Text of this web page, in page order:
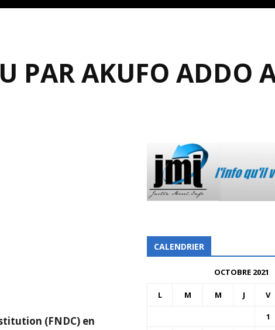
PAR AKUFO ADDO
(FNDC) en
CALENDRIER
OCTOBRE 2021
L M M J V
1